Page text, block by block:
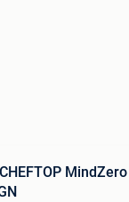
MindZero